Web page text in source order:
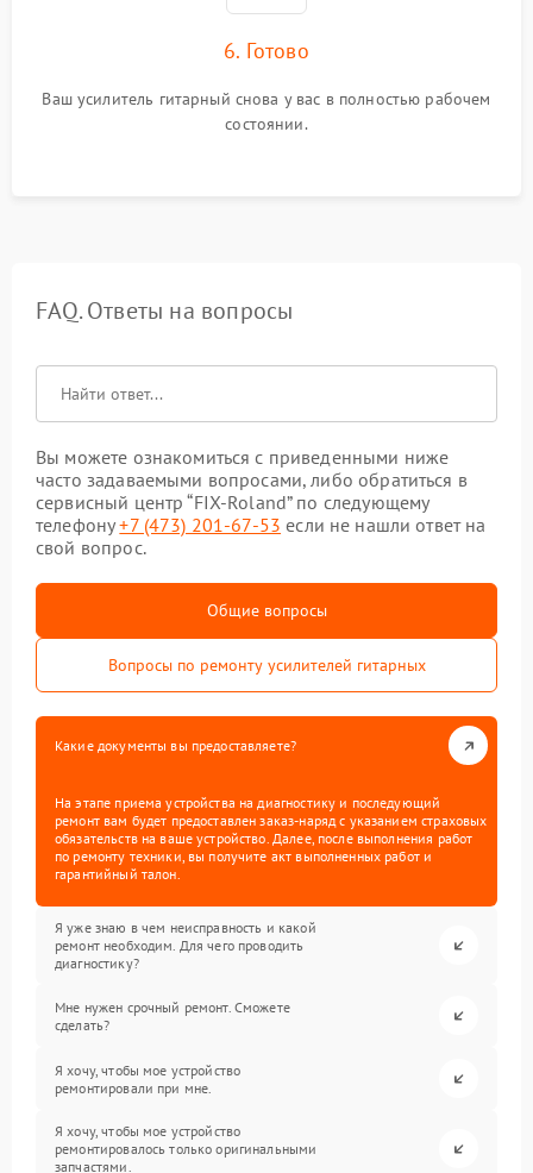
6. Готово
Ваш усилитель гитарный снова у вас в полностью рабочем
состоянии.
FAQ. Ответы на вопросы
Вы можете ознакомиться с приведенными ниже
часто задаваемыми вопросами, либо обратиться в
сервисный центр “FIX-Roland” по следующему
телефону+7 (473) 201-67-53 если не нашли ответ на
свой вопрос.
Общие вопросы
Вопросы по ремонту усилителей гитарных
Какие документы вы предоставляете?
На этапе приема устройства на диагностику и последующий
ремонт вам будет предоставлен заказ-наряд с указанием страховых
обязательств на ваше устройство. Далее, после выполнения работ
по ремонту техники, вы получите акт выполненных работ и
гарантийный талон.
Я уже знаю в чем неисправность и какой
ремонт необходим. Для чего проводить
диагностику?
Мне нужен срочный ремонт. Сможете
сделать?
Я хочу, чтобы мое устройство
ремонтировали при мне.
Я хочу, чтобы мое устройство
ремонтировалось только оригинальными
запчастями.